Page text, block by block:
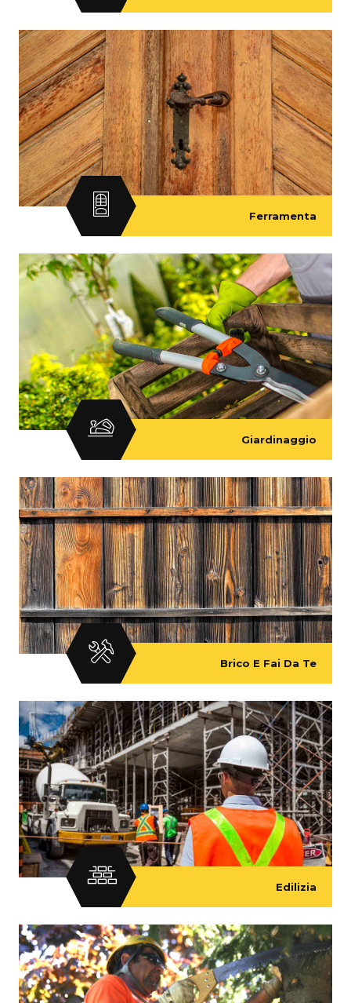
Ferramenta
Giardinaggio
Brico E Fai Da Te
Edilizia